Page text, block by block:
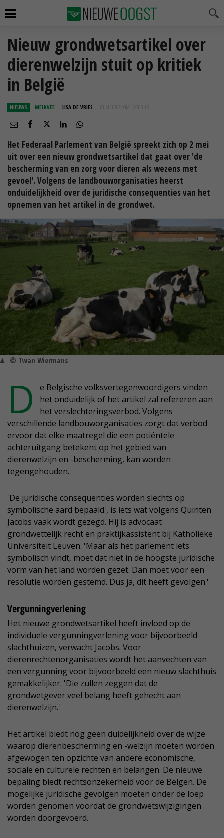
Nieuw grondwetsartikel over
dierenwelzijn stuit op kritiek
in België
NIEUWS MELKVEE LISA DE VRIES 01 MEI 2024 OM 16:20
Het Federaal Parlement van België spreekt zich op 2 mei
uit over een nieuw grondwetsartikel dat gaat over 'de
bescherming van en zorg voor dieren als wezens met
gevoel'. Volgens de landbouworganisaties heerst
onduidelijkheid over de juridische consequenties van het
opnemen van het artikel in de grondwet.
© Twan Wiermans
D
e Belgische volksvertegenwoordigers vinden
het onduidelijk of het artikel zal refereren aan
het verslechteringsverbod. Volgens
verschillende landbouworganisaties zorgt dat verbod
ervoor dat elke maatregel die een potiëntele
achteruitgang betekent op het gebied van
dierenwelzijn en -bescherming, kan worden
tegengehouden.
'De juridische consequenties worden slechts op
symbolische aard bepaald', is iets wat volgens Quinten
Jacobs vaak wordt gezegd. Hij is advocaat
grondwettelijk recht en praktijkassistent bij Katholieke
Universiteit Leuven. 'Maar als het parlement iets
symbolisch vindt, moet dat niet in de hoogste juridische
vorm van het land worden gezet. Dan moet voor een
resolutie worden gestemd. Dus ja, dit heeft gevolgen.'
Vergunningverlening
Het nieuwe grondwetsartikel heeft invloed op de
individuele vergunningverlening voor bijvoorbeeld
slachthuizen, verwacht Jacobs. Voor
dierenrechtenorganisaties wordt het aanvechten van
een vergunning voor bijvoorbeeld een nieuw slachthuis
gemakkelijker. 'Die zullen zeggen dat de
grondwetgever veel belang heeft gehecht aan
dierenwelzijn.'
Het artikel biedt nog geen duidelijkheid over de wijze
waarop dierenbescherming en -welzijn moeten worden
afgewogen ten opzichte van andere economische,
sociale en culturele rechten en belangen. De nieuwe
bepaling biedt rechtsonzekerheid voor de Belgen. De
mogelijke juridische gevolgen moeten onder de loep
worden genomen voordat de grondwetswijzigingen
worden doorgevoerd.